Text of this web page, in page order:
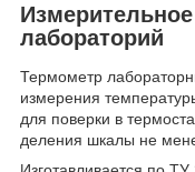
лабораторий
Термометр
измерения
для поверки в
деления шкалы не